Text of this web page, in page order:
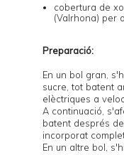
cobertura de
(Valrhona) per
Preparació:
En un bol gran,
sucre, tot batent
elèctriques a
A continuació,
batent després
incorporat
En un altre bol,